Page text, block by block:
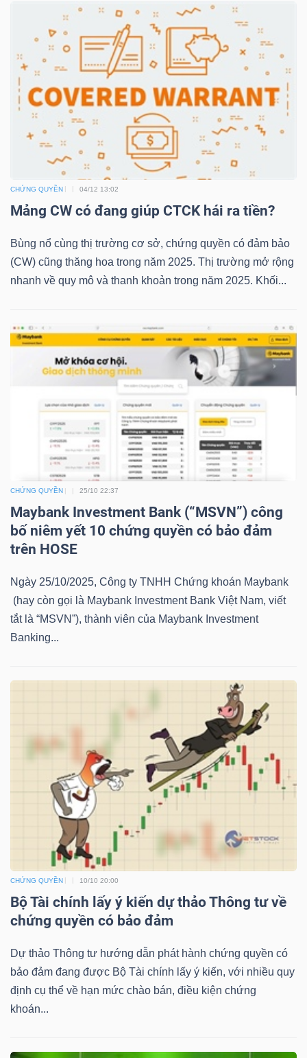
CHỨNG QUYỀN 04/12 13:02
Mảng CW có đang giúp CTCK hái ra tiền?
Bùng nổ cùng thị trường cơ sở, chứng quyền có đảm bảo
(CW) cũng thăng hoa trong năm 2025. Thị trường mở rộng
nhanh về quy mô và thanh khoản trong năm 2025. Khối...
CHỨNG QUYỀN 25/10 22:37
Maybank Investment Bank (“MSVN”) công
bố niêm yết 10 chứng quyền có bảo đảm
trên HOSE
Ngày 25/10/2025, Công ty TNHH Chứng khoán Maybank
(hay còn gọi là Maybank Investment Bank Việt Nam, viết
tắt là “MSVN”), thành viên của Maybank Investment
Banking...
CHỨNG QUYỀN 10/10 20:00
Bộ Tài chính lấy ý kiến dự thảo Thông tư về
chứng quyền có bảo đảm
Dự thảo Thông tư hướng dẫn phát hành chứng quyền có
bảo đảm đang được Bộ Tài chính lấy ý kiến, với nhiều quy
định cụ thể về hạn mức chào bán, điều kiện chứng
khoán...
PHIẾU
PHÁI
TRÁI
PHIẾU
CÔNG
TƯ
XUẤT
Ngành
(-)
VS-
NGUYÊN
CÔNG
NGHIỆP
TIÊU
DÙNG